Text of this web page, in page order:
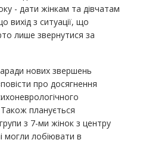
- дати жінкам та дівчатам
вихід з ситуації, що
лише звернутися за
про досягнення
Також планується
з 7-ми жінок з центру
могли лобіювати в